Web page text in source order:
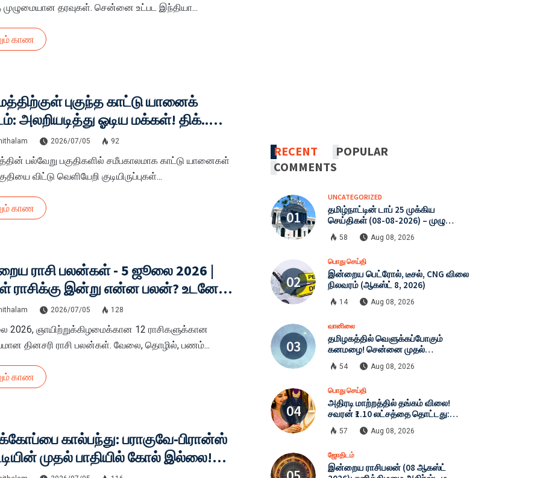
முழுமையான தரவுகள். சென்னை உட்பட இந்தியா...
காண
புகுந்த காட்டு யானைக்
அலறியடித்து ஓடிய மக்கள்! திக்..
நிமிடங்கள்!
2026/07/05 92
பல்வேறு பகுதிகளில் சமீபகாலமாக காட்டு யானைகள்
விட்டு வெளியேறி குடியிருப்புகள்...
காண
ராசி பலன்கள் - 5 ஜூலை 2026 |
ராசிக்கு இன்று என்ன பலன்? உடனே
கொள்ளுங்கள்!
2026/07/05 128
2026, ஞாயிற்றுக்கிழமைக்கான 12 ராசிகளுக்கான
தினசரி ராசி பலன்கள். வேலை, தொழில், பணம்...
காண
கால்பந்து: பராகுவே-பிரான்ஸ்
முதல் பாதியில் கோல் இல்லை!
RECENT
POPULAR
COMMENTS
UNCATEGORIZED
தமிழ்நாட்டின் டாப் 25 முக்கிய
செய்திகள் (08-08-2026) – முழு
பட்டியல்!
58 Aug 08, 2026
பொது செய்தி
இன்றைய பெட்ரோல், டீசல், CNG விலை
நிலவரம் (ஆகஸ்ட் 8, 2026)
14 Aug 08, 2026
வானிலை
தமிழகத்தில் வெளுக்கப்போகும்
கனமழை! சென்னை முதல்
கன்னியாகுமரி வரை எச்சரிக்கை:
இன்றைய முழு வானிலை நிலவரம்
54 Aug 08, 2026
பொது செய்தி
அதிரடி மாற்றத்தில் தங்கம் விலை!
சவரன் ₹1.10 லட்சத்தை தொட்டது:
இன்றைய தங்கம் மற்றும் வெள்ளி
விலை முழு விபரம் (08-08-2026)
57 Aug 08, 2026
ஜோதிடம்
இன்றைய ராசிபலன் (08 ஆகஸ்ட்